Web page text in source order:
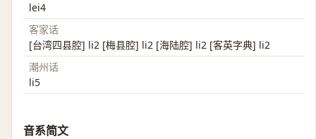
lei4
客家话
[台湾四县腔] li2 [梅县腔] li2 [海陆腔] li2 [客英字典] li2
潮州话
li5
音系简文